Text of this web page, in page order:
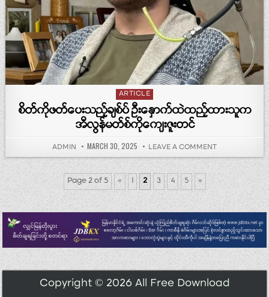
Posted in
ARTICLE
စိတ်ကိုဖတ်ပေးသည့်ချစ်ပ် ဦးနှောက်ထဲထည့်ထားသူက
အီလွန်မတ်စ်ကိုကျေးဇူးတင်
AUTHOR:
ADMIN PUBLISHED DATE:
MARCH 30, 2025 LEAVE A COMMENTON စိတ်ကိုဖတ်ပ
Page 2 of 5 « 1 2 3 4 5 »
Copyright © 2026 All Free Download